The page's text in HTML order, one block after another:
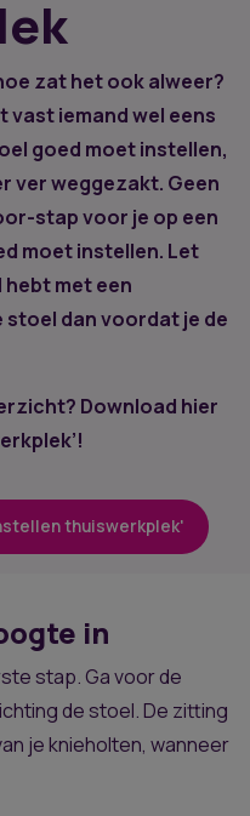
zat het ook alweer?
vast iemand wel eens
goed moet instellen,
ver weggezakt. Geen
stap voor je op een
moet instellen. Let
met een
dan voordat je de
Download hier
thuiswerkplek'
in
stap. Ga voor de
de stoel. De zitting
je knieholten, wanneer